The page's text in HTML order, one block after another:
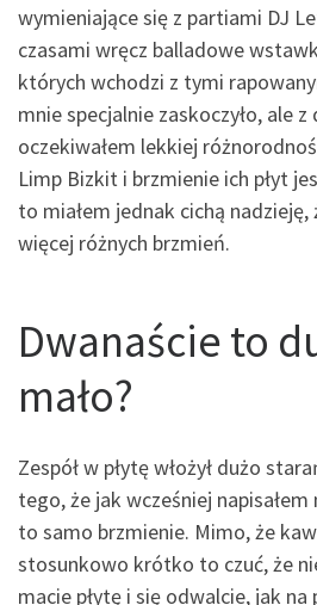
wymieniające się z partiami DJ
czasami wręcz balladowe
których wchodzi z tymi
mnie specjalnie zaskoczyło, ale
oczekiwałem lekkiej
Limp Bizkit i brzmienie ich płyt
to miałem jednak cichą
więcej różnych brzmień.
Dwanaście to
mało?
Zespół w płytę włożył dużo
tego, że jak wcześniej napisałem
to samo brzmienie. Mimo, że
stosunkowo krótko to czuć, że
macie płytę i się odwalcie, jak na